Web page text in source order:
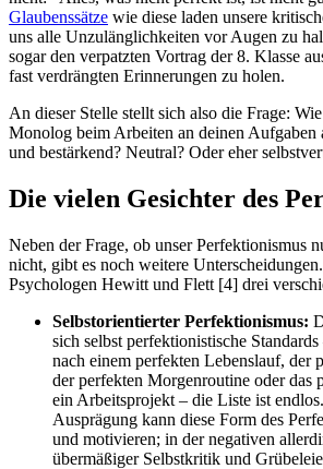
Glaubenssätze wie diese laden unsere
uns alle Unzulänglichkeiten vor Augen zu
sogar den verpatzten Vortrag der 8. Klasse
fast verdrängten Erinnerungen zu holen.
An dieser Stelle stellt sich also die Frage:
Monolog beim Arbeiten an deinen Aufgaben
und bestärkend? Neutral? Oder eher
Die vielen Gesichter des
Neben der Frage, ob unser Perfektionismus
nicht, gibt es noch weitere
Psychologen Hewitt und Flett [4] drei
Selbstorientierter Perfektionismus:
sich selbst perfektionistische Standards
nach einem perfekten Lebenslauf, der
der perfekten Morgenroutine oder das
ein Arbeitsprojekt – die Liste ist
Ausprägung kann diese Form des
und motivieren; in der negativen
übermäßiger Selbstkritik und